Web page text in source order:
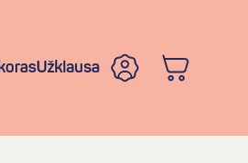
Užklausa